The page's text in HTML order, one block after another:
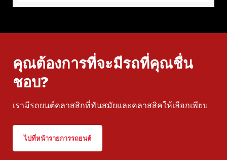
คุณต้องการที่จะมีรถที่คุณชื่น
ชอบ?
เรามีรถยนต์คลาสสิกที่ทันสมัยและคลาสสิคให้เลือกเพียบ
ไปที่หน้ารายการรถยนต์